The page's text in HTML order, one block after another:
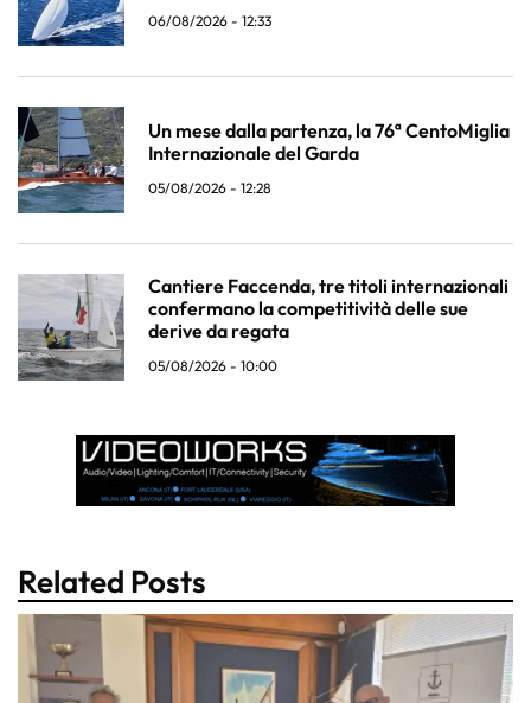
06/08/2026 - 12:33
Un mese dalla partenza, la 76ª CentoMiglia
Internazionale del Garda
05/08/2026 - 12:28
Cantiere Faccenda, tre titoli internazionali
confermano la competitività delle sue
derive da regata
05/08/2026 - 10:00
Related Posts